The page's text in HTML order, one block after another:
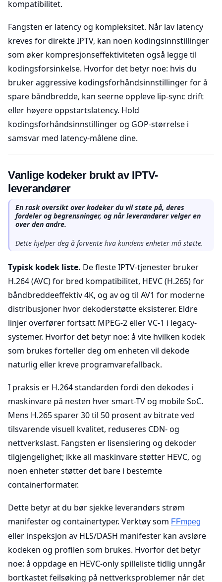
kompatibilitet.
Fangsten er latency og kompleksitet. Når lav latency
kreves for direkte IPTV, kan noen kodingsinnstillinger
som øker kompresjonseffektiviteten også legge til
kodingsforsinkelse. Hvorfor det betyr noe: hvis du
bruker aggressive kodingsforhåndsinnstillinger for å
spare båndbredde, kan seerne oppleve lip-sync drift
eller høyere oppstartslatency. Hold
kodingsforhåndsinnstillinger og GOP-størrelse i
samsvar med latency-målene dine.
Vanlige kodeker brukt av IPTV-
leverandører
En rask oversikt over kodeker du vil støte på, deres
fordeler og begrensninger, og når leverandører velger en
over den andre.
Dette hjelper deg å forvente hva kundens enheter må støtte.
Typisk kodek liste. De fleste IPTV-tjenester bruker
H.264 (AVC) for bred kompatibilitet, HEVC (H.265) for
båndbreddeeffektiv 4K, og av og til AV1 for moderne
distribusjoner hvor dekoderstøtte eksisterer. Eldre
linjer overfører fortsatt MPEG-2 eller VC-1 i legacy-
systemer. Hvorfor det betyr noe: å vite hvilken kodek
som brukes forteller deg om enheten vil dekode
naturlig eller kreve programvarefallback.
I praksis er H.264 standarden fordi den dekodes i
maskinvare på nesten hver smart-TV og mobile SoC.
Mens H.265 sparer 30 til 50 prosent av bitrate ved
tilsvarende visuell kvalitet, reduseres CDN- og
nettverkslast. Fangsten er lisensiering og dekoder
tilgjengelighet; ikke all maskinvare støtter HEVC, og
noen enheter støtter det bare i bestemte
containerformater.
Dette betyr at du bør sjekke leverandørs strøm
manifester og containertyper. Verktøy som FFmpeg
eller inspeksjon av HLS/DASH manifester kan avsløre
kodeken og profilen som brukes. Hvorfor det betyr
noe: å oppdage en HEVC-only spilleliste tidlig unngår
bortkastet feilsøking på nettverksproblemer når det